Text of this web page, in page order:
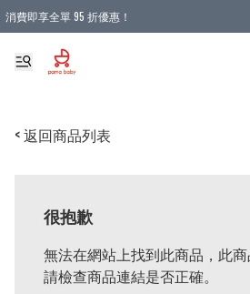
消費即享全單 95 折優惠！
購物滿 HKD 900.00即享免運費優惠！（適用於 本
< 返回商品列表
很抱歉
無法在網站上找到此商品，此商
請檢查商品連結是否正確。